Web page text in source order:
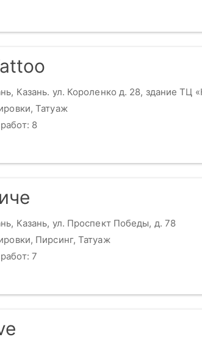
Казань. ул. Короленко д. 28, здание ТЦ
Татуаж
8
Казань, ул. Проспект Победы, д. 78
Пирсинг, Татуаж
7